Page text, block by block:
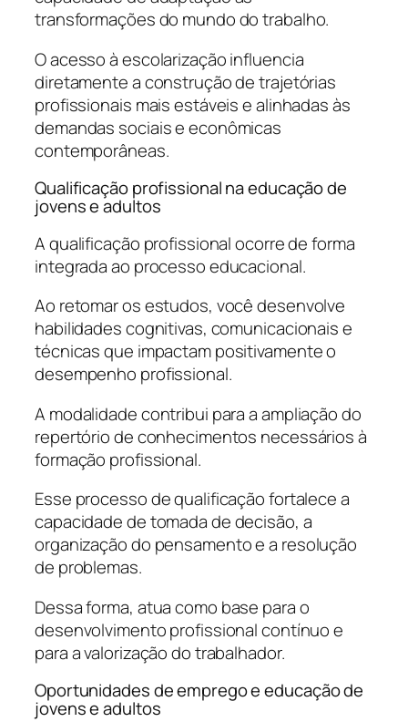
transformações do mundo do trabalho.
O acesso à escolarização influencia
diretamente a construção de trajetórias
profissionais mais estáveis e alinhadas às
demandas sociais e econômicas
contemporâneas.
Qualificação profissional na educação de
jovens e adultos
A qualificação profissional ocorre de forma
integrada ao processo educacional.
Ao retomar os estudos, você desenvolve
habilidades cognitivas, comunicacionais e
técnicas que impactam positivamente o
desempenho profissional.
A modalidade contribui para a ampliação do
repertório de conhecimentos necessários à
formação profissional.
Esse processo de qualificação fortalece a
capacidade de tomada de decisão, a
organização do pensamento e a resolução
de problemas.
Dessa forma, atua como base para o
desenvolvimento profissional contínuo e
para a valorização do trabalhador.
Oportunidades de emprego e educação de
jovens e adultos